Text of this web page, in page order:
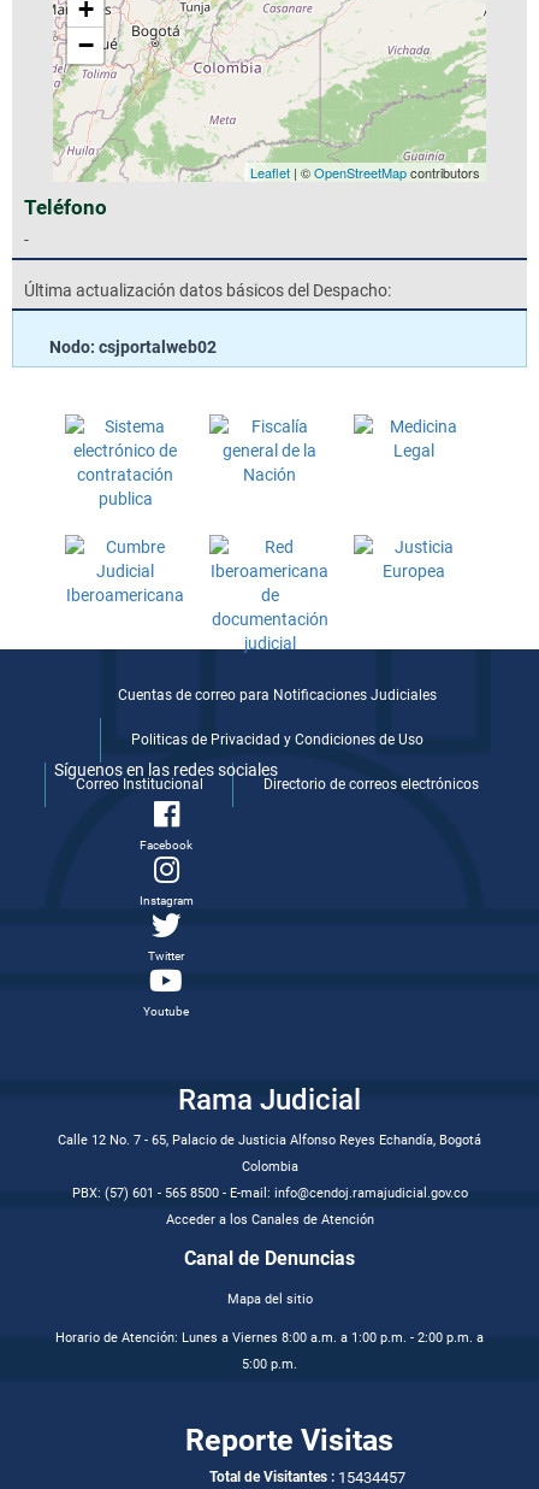
+
−
Leaflet| ©OpenStreetMapcontributors
Teléfono
-
Última actualización datos básicos del Despacho:
Nodo: csjportalweb02
Cuentas de correo para Notificaciones Judiciales
Politicas de Privacidad y Condiciones de Uso
Correo Institucional Directorio de correos electrónicos
Síguenos en las redes sociales
Facebook
Instagram
Twitter
Youtube
Rama Judicial
Calle 12 No. 7 - 65, Palacio de Justicia Alfonso Reyes Echandía, Bogotá
Colombia
PBX: (57) 601 - 565 8500 - E-mail: info@cendoj.ramajudicial.gov.co
Acceder a los Canales de Atención
Canal de Denuncias
Mapa del sitio
Horario de Atención: Lunes a Viernes 8:00 a.m. a 1:00 p.m. - 2:00 p.m. a
5:00 p.m.
Reporte Visitas
Total de Visitantes : 15434457